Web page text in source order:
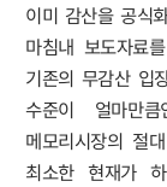
이미 감산을 공식
마침내 보도자료
기존의 무감산 입
수준이 얼마만
메모리시장의 절
최소한 현재가